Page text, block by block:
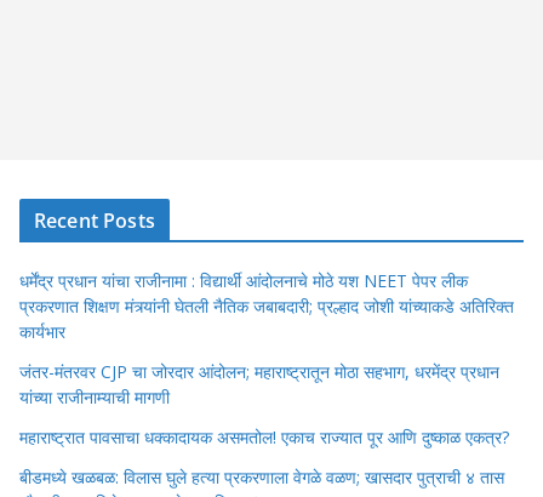
Recent Posts
धर्मेंद्र प्रधान यांचा राजीनामा : विद्यार्थी आंदोलनाचे मोठे यश NEET पेपर लीक
प्रकरणात शिक्षण मंत्र्यांनी घेतली नैतिक जबाबदारी; प्रल्हाद जोशी यांच्याकडे अतिरिक्त
कार्यभार
जंतर-मंतरवर CJP चा जोरदार आंदोलन; महाराष्ट्रातून मोठा सहभाग, धरमेंद्र प्रधान
यांच्या राजीनाम्याची मागणी
महाराष्ट्रात पावसाचा धक्कादायक असमतोल! एकाच राज्यात पूर आणि दुष्काळ एकत्र?
बीडमध्ये खळबळ: विलास घुले हत्या प्रकरणाला वेगळे वळण; खासदार पुत्राची ४ तास